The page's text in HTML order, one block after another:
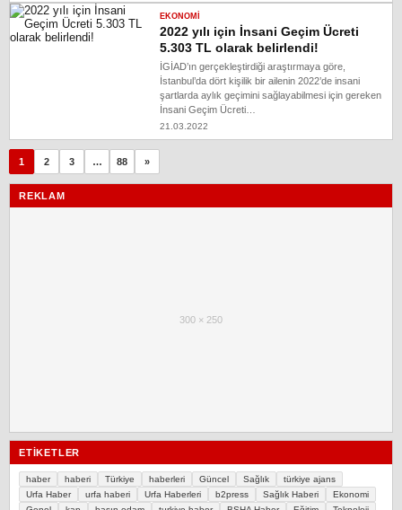
EKONOMI
2022 yılı için İnsani Geçim Ücreti
5.303 TL olarak belirlendi!
İGİAD’ın gerçekleştirdiği araştırmaya göre,
İstanbul’da dört kişilik bir ailenin 2022’de insani
şartlarda aylık geçimini sağlayabilmesi için gereken
İnsani Geçim Ücreti…
21.03.2022
1 2 3 … 88 »
REKLAM
300 × 250
ETIKETLER
haber haberi Türkiye haberleri Güncel Sağlık
türkiye ajans
Urfa Haber
urfa haberi Urfa Haberleri b2press Sağlık Haberi
Ekonomi